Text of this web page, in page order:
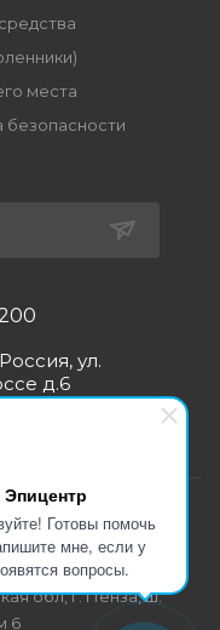
Эпицентр
Готовы помочь
мне, если у
вопросы.
места
безопасности
ул.
д.6
ИНН 5835103358
обл, г. Пенза, ш.
6